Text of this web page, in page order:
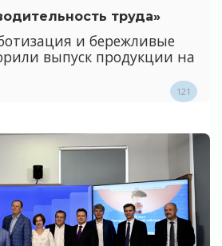
труда»
и бережливые
выпуск продукции на
121